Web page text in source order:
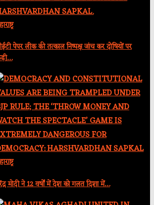
पेपर लीक की तत्काल निष्पक्ष जांच कर दोषियों पर
मोदी ने 12 वर्षों में देश को गलत दिशा में…